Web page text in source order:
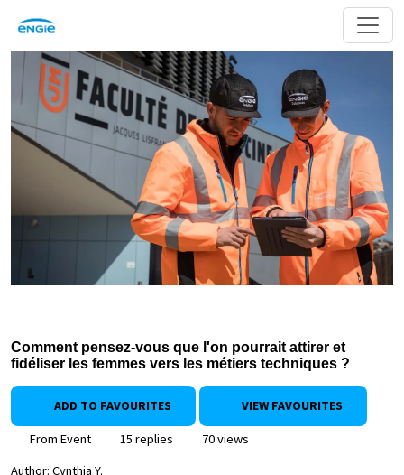
Comment pensez-vous que l'on pourrait attirer et
fidéliser les femmes vers les métiers techniques ?
ADD TO FAVOURITES VIEW FAVOURITES
From Event 15 replies
70 views
Author: Cynthia Y.